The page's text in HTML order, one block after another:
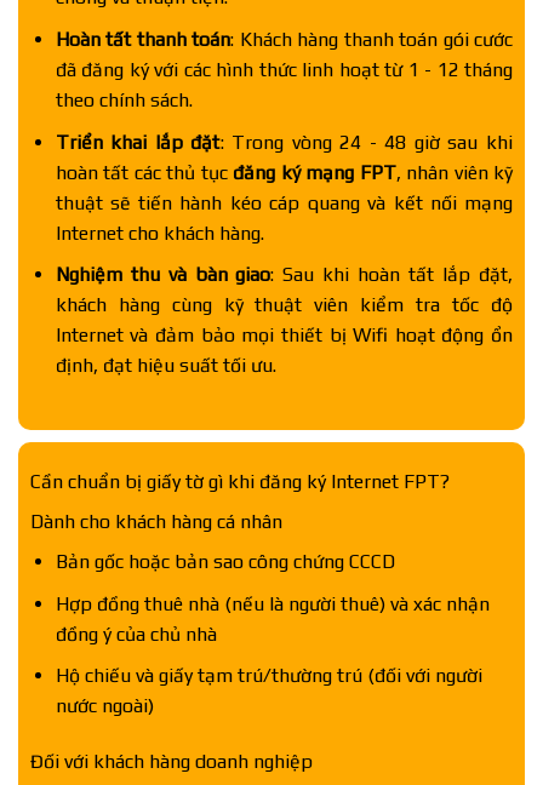
Hoàn tất thanh toán: Khách hàng thanh toán gói cước
đã đăng ký với các hình thức linh hoạt từ 1 - 12 tháng
theo chính sách.
Triển khai lắp đặt: Trong vòng 24 - 48 giờ sau khi
hoàn tất các thủ tục đăng ký mạng FPT, nhân viên kỹ
thuật sẽ tiến hành kéo cáp quang và kết nối mạng
Internet cho khách hàng.
Nghiệm thu và bàn giao: Sau khi hoàn tất lắp đặt,
khách hàng cùng kỹ thuật viên kiểm tra tốc độ
Internet và đảm bảo mọi thiết bị Wifi hoạt động ổn
định, đạt hiệu suất tối ưu.
Cần chuẩn bị giấy tờ gì khi đăng ký Internet FPT?
Dành cho khách hàng cá nhân
Bản gốc hoặc bản sao công chứng CCCD
Hợp đồng thuê nhà (nếu là người thuê) và xác nhận
đồng ý của chủ nhà
Hộ chiếu và giấy tạm trú/thường trú (đối với người
nước ngoài)
Đối với khách hàng doanh nghiệp